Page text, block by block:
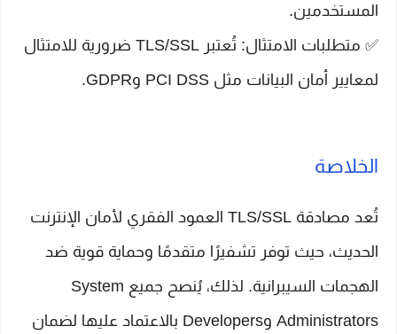
المستخدمين.
✅ متطلبات الامتثال: تُعتبر TLS/SSL ضرورية للامتثال
لمعايير أمان البيانات مثل PCI DSS وGDPR.
الخلاصة
تُعد مصادقة TLS/SSL العمود الفقري لأمان الإنترنت
الحديث، حيث توفر تشفيرًا متقدمًا وحماية قوية ضد
الهجمات السيبرانية. لذلك، يُنصح جميع System
Administrators وDevelopers بالاعتماد عليها لضمان